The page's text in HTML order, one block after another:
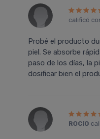
calificó
Probé el producto
piel. Se absorbe
paso de los días, la
dosificar bien el
ROCíO